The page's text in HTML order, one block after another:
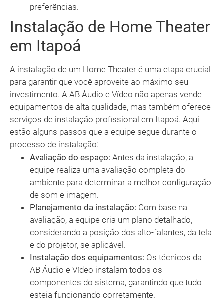
preferências.
Instalação de Home Theater
em Itapoá
A instalação de um Home Theater é uma etapa crucial
para garantir que você aproveite ao máximo seu
investimento. A AB Áudio e Vídeo não apenas vende
equipamentos de alta qualidade, mas também oferece
serviços de instalação profissional em Itapoá. Aqui
estão alguns passos que a equipe segue durante o
processo de instalação:
Avaliação do espaço: Antes da instalação, a
equipe realiza uma avaliação completa do
ambiente para determinar a melhor configuração
de som e imagem.
Planejamento da instalação: Com base na
avaliação, a equipe cria um plano detalhado,
considerando a posição dos alto-falantes, da tela
e do projetor, se aplicável.
Instalação dos equipamentos: Os técnicos da
AB Áudio e Vídeo instalam todos os
componentes do sistema, garantindo que tudo
esteja funcionando corretamente.